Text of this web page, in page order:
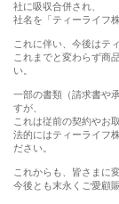
社に吸収合併され、
社名を「ティーライフ
これに伴い、今後はテ
これまでと変わらず商
い。
一部の書類（請求書や
すが、
これは従前の契約やお
法的にはティーライフ
ださい。
これからも、皆さまに
今後とも末永くご愛顧